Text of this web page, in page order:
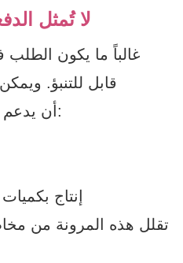
لا تُمثل
غالباً ما يكون الطلب
قابل للتنبؤ.
الحاسوب (CNC) أن يدعم ما يلي:
إنتاج
تقلل هذه المرونة من